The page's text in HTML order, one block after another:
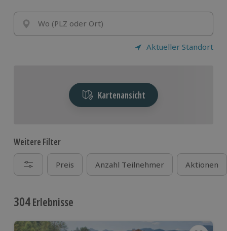
Wo (PLZ oder Ort)
Aktueller Standort
Kartenansicht
Weitere Filter
Preis Anzahl Teilnehmer Aktionen
304Erlebnisse